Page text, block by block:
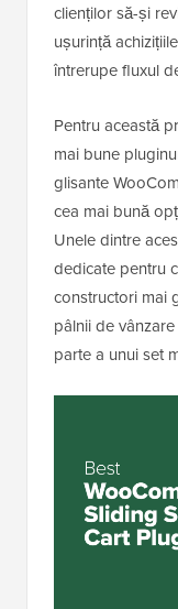
clienților să-și
ușurință
întrerupe fluxul
Pentru această
mai bune
glisante
cea mai bună
Unele dintre
dedicate pentru
constructori mai
pâlnii de
parte a unui set